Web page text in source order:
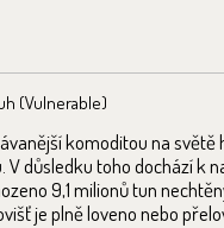
(Vulnerable)
komoditou na světě
V důsledku toho dochází k
9,1 milionů tun
je plně loveno nebo